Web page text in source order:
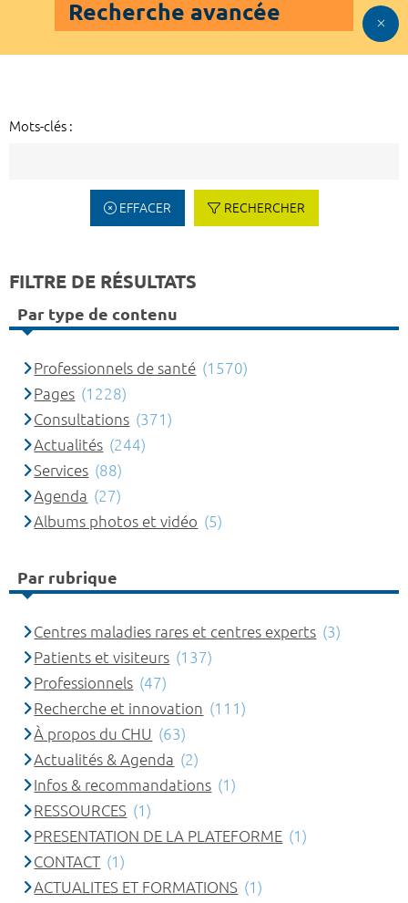
Recherche avancée
Mots-clés :
EFFACER RECHERCHER
FILTRE DE RÉSULTATS
Par type de contenu
Professionnels de santé (1570)
Pages (1228)
Consultations (371)
Actualités (244)
Services (88)
Agenda (27)
Albums photos et vidéo (5)
Par rubrique
Centres maladies rares et centres experts (3)
Patients et visiteurs (137)
Professionnels (47)
Recherche et innovation (111)
À propos du CHU (63)
Actualités & Agenda (2)
Infos & recommandations (1)
RESSOURCES (1)
PRESENTATION DE LA PLATEFORME (1)
CONTACT (1)
ACTUALITES ET FORMATIONS (1)